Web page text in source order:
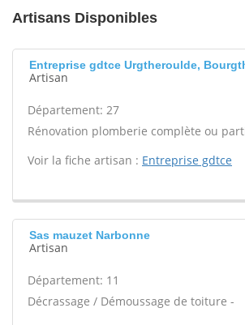
Artisans Disponibles
Entreprise gdtce Urgtheroulde,
Artisan
Département: 27
Rénovation plomberie complète ou
Voir la fiche artisan : Entreprise gdtce
Sas mauzet Narbonne
Artisan
Département: 11
Décrassage / Démoussage de toiture -